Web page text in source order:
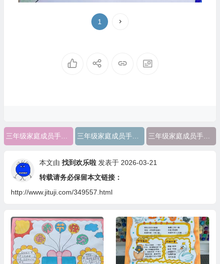
1
本文由 找到欢乐啦发表于 2026-03-21
转载请务必保留本文链接：
http://www.jituji.com/349557.html